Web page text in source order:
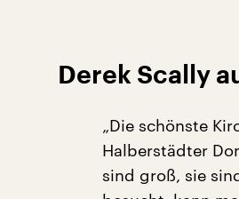
Derek Scally
„Die schönste
Halberstädter
sind groß, sie